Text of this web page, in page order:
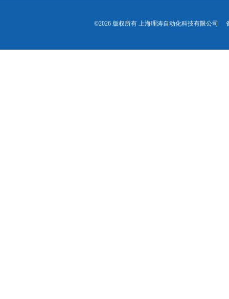
©2026 版权所有 上海理涛自动化科技有限公司